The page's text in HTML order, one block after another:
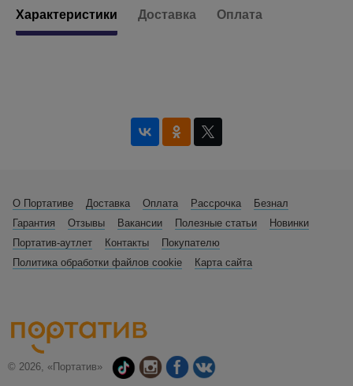
Характеристики Доставка Оплата
О Портативе Доставка Оплата Рассрочка
Безнал
Гарантия
Отзывы Вакансии Полезные статьи
Новинки
Портатив-аутлет
Контакты
Покупателю
Политика обработки файлов cookie
Карта сайта
© 2026, «Портатив»